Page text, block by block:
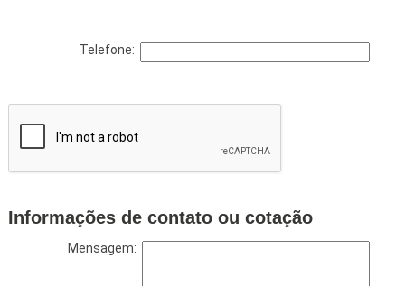
Telefone:
Informações de contato ou cotação
Mensagem: